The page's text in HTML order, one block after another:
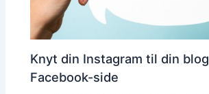
Knyt din Instagram til din
Facebook-side